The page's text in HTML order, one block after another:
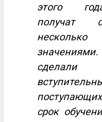
этого
получат
срок